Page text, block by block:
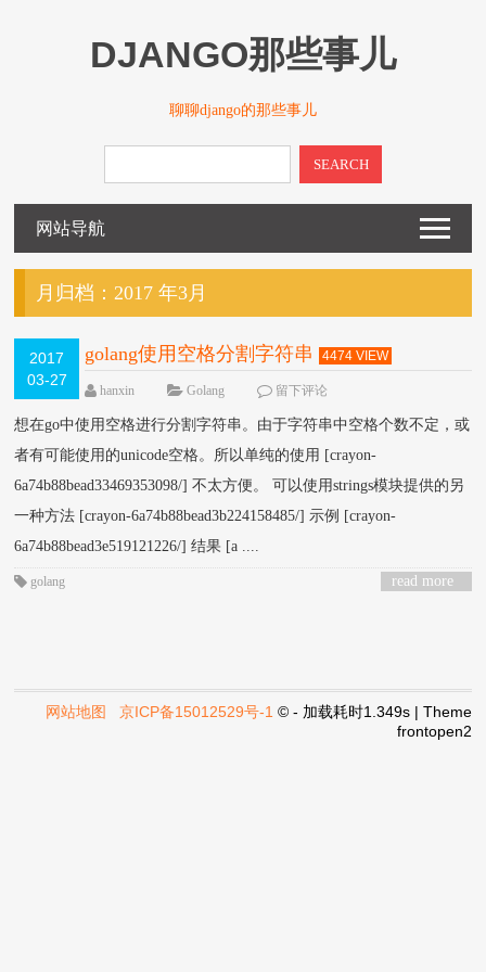
DJANGO那些事儿
聊聊django的那些事儿
SEARCH
网站导航
月归档：2017 年3月
2017
03-27
golang使用空格分割字符串 4474 VIEW
hanxin Golang 留下评论
想在go中使用空格进行分割字符串。由于字符串中空格个数不定，或
者有可能使用的unicode空格。所以单纯的使用 [crayon-
6a74b88bead33469353098/] 不太方便。 可以使用strings模块提供的另
一种方法 [crayon-6a74b88bead3b224158485/] 示例 [crayon-
6a74b88bead3e519121226/] 结果 [a ....
read more
golang
网站地图 京ICP备15012529号-1 © - 加载耗时1.349s | Theme
frontopen2